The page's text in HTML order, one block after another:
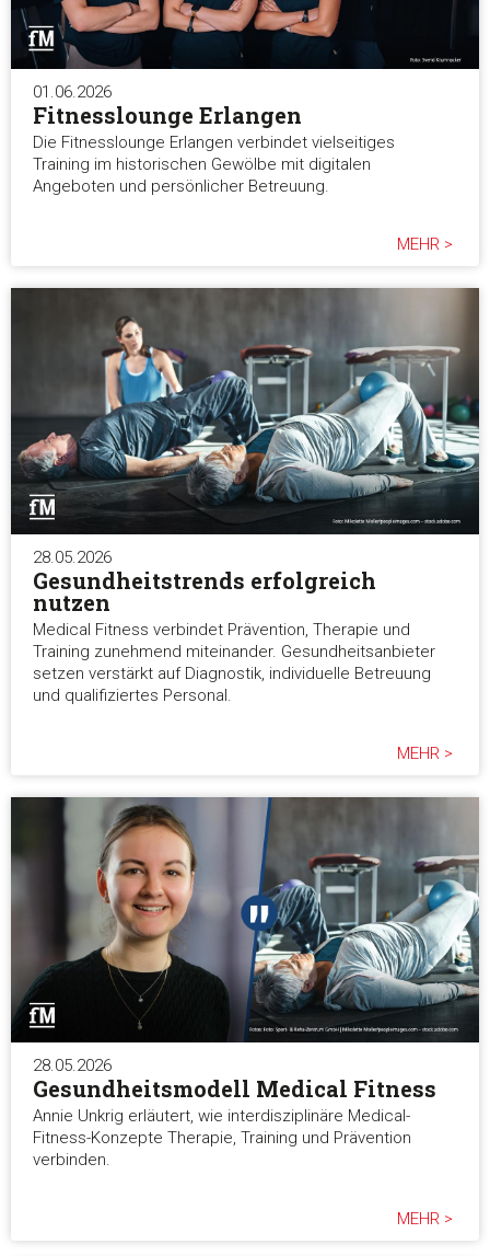
01.06.2026
Fitnesslounge Erlangen
Die Fitnesslounge Erlangen verbindet vielseitiges
Training im historischen Gewölbe mit digitalen
Angeboten und persönlicher Betreuung.
MEHR >
28.05.2026
Gesundheitstrends erfolgreich
nutzen
Medical Fitness verbindet Prävention, Therapie und
Training zunehmend miteinander. Gesundheitsanbieter
setzen verstärkt auf Diagnostik, individuelle Betreuung
und qualifiziertes Personal.
MEHR >
28.05.2026
Gesundheitsmodell Medical Fitness
Annie Unkrig erläutert, wie interdisziplinäre Medical-
Fitness-Konzepte Therapie, Training und Prävention
verbinden.
MEHR >